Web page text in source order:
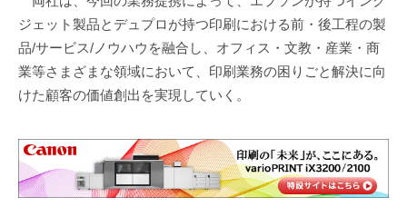
ジェット製品とデュプロが持つ印刷における前・後工程の製
品/サービス/ノウハウを融合し、オフィス・文教・産業・商
業等さまざまな領域において、印刷業務の困りごと解決に向
けた顧客の価値創出を実現していく。